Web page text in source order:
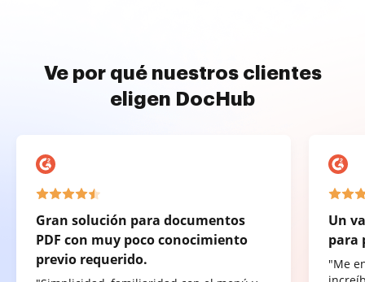
Ve por qué nuestros clientes
eligen DocHub
Gran solución para documentos
PDF con muy poco conocimiento
previo requerido.
Un
para
"Me